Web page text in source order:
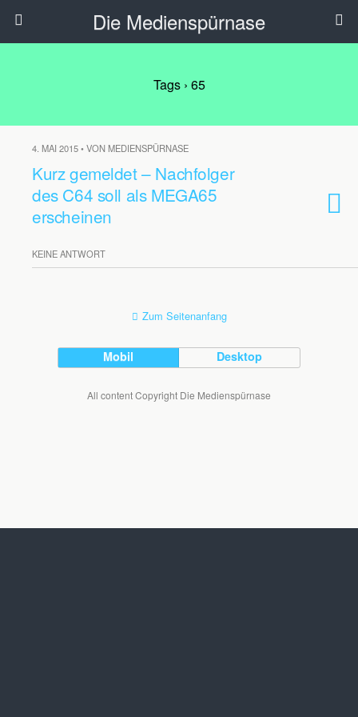
Die Medienspürnase
Tags › 65
4. MAI 2015 • VON MEDIENSPÜRNASE
Kurz gemeldet – Nachfolger
des C64 soll als MEGA65
erscheinen
KEINE ANTWORT
Zum Seitenanfang
Mobil Desktop
All content Copyright Die Medienspürnase